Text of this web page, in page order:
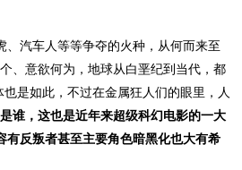
汽车人等等争夺的火种，从何而来至
、意欲何为，地球从白垩纪到当代，都
是如此，不过在金属狂人们的眼里，人
谁，这也是近年来超级科幻电影的一大
有反叛者甚至主要角色暗黑化也大有希